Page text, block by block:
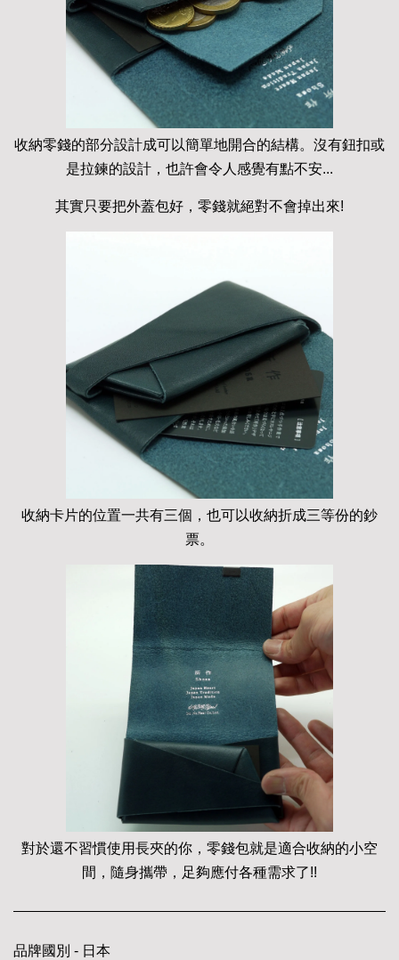
收納零錢的部分設計成可以簡單地開合的結構。沒有鈕扣或
是拉鍊的設計，也許會令人感覺有點不安...
其實只要把外蓋包好，零錢就絕對不會掉出來!
收納卡片的位置一共有三個，也可以收納折成三等份的鈔
票。
對於還不習慣使用長夾的你，零錢包就是適合收納的小空
間，隨身攜帶，足夠應付各種需求了!!
品牌國別 - 日本